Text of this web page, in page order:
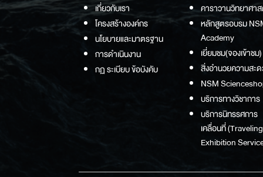
เกี่ยวกับเรา
โครงสร้างองค์กร
นโยบายและมาตรฐาน
การดำเนินงาน
กฏ ระเบียบ ข้อบังคับ
คาราวานวิทยาศา
หลักสูตรอบรม
Academy
เยี่ยมชม(จองเข้าชม)
สิ่งอำนวยความสะ
NSM
บริการทางวิชาการ
บริการนิทรรศการ
เคลื่อนที่ (Traveling
Exhibition